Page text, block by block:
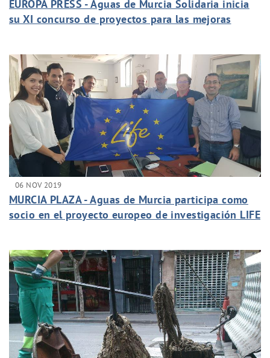
EUROPA PRESS - Aguas de Murcia Solidaria inicia
su XI concurso de proyectos para las mejoras
06 NOV 2019
MURCIA PLAZA - Aguas de Murcia participa como
socio en el proyecto europeo de investigación LIFE